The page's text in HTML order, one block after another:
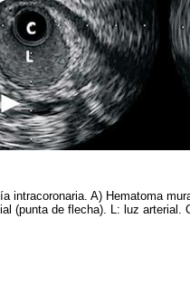
intracoronaria. A) Hematoma
(punta de flecha). L: luz arterial.